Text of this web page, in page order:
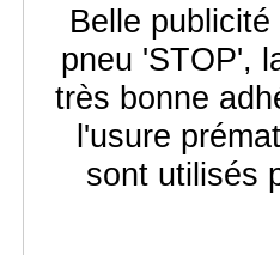
Belle
pneu 'STOP',
très bonne
l'usure
sont utilisés